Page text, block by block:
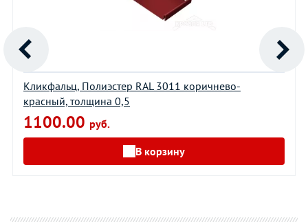
Кликфальц, Полиэстер RAL 3011 коричнево-
красный, толщина 0,5
1100.00 руб.
В корзину